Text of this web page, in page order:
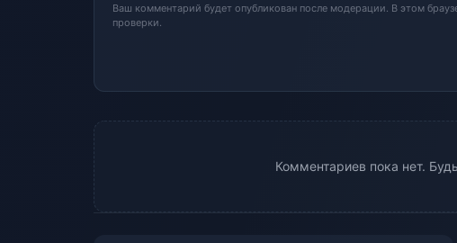
Ваш комментарий будет опубликован после модерации. В этом
проверки.
Комментариев пока нет.